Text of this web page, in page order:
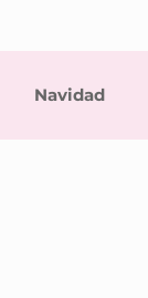
Navidad